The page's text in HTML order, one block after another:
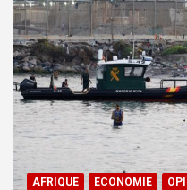
AFRIQUE ECONOMIE